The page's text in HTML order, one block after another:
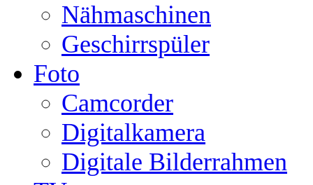
Nähmaschinen
Geschirrspüler
Foto
Camcorder
Digitalkamera
Digitale Bilderrahmen